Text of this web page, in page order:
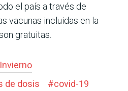
el país a través de
vacu­nas incluidas en la
gratuitas.
de dosis #covid-19